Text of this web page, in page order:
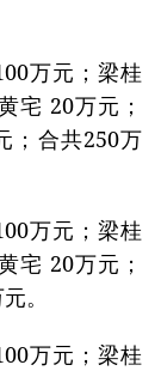
万元；梁桂
宅 20万元；
；合共250万
万元；梁桂
宅 20万元；
。
万元；梁桂